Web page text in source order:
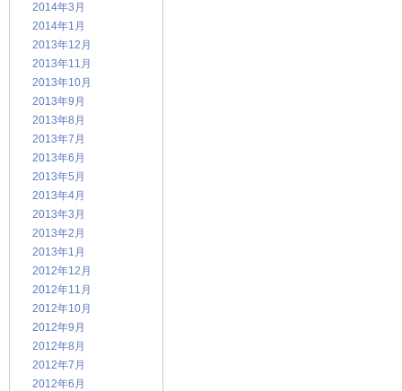
2014年3月
2014年1月
2013年12月
2013年11月
2013年10月
2013年9月
2013年8月
2013年7月
2013年6月
2013年5月
2013年4月
2013年3月
2013年2月
2013年1月
2012年12月
2012年11月
2012年10月
2012年9月
2012年8月
2012年7月
2012年6月